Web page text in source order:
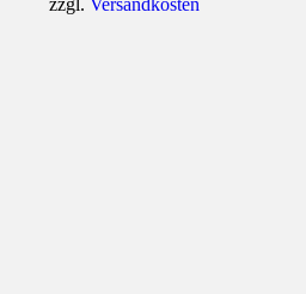
zzgl. Versandkosten